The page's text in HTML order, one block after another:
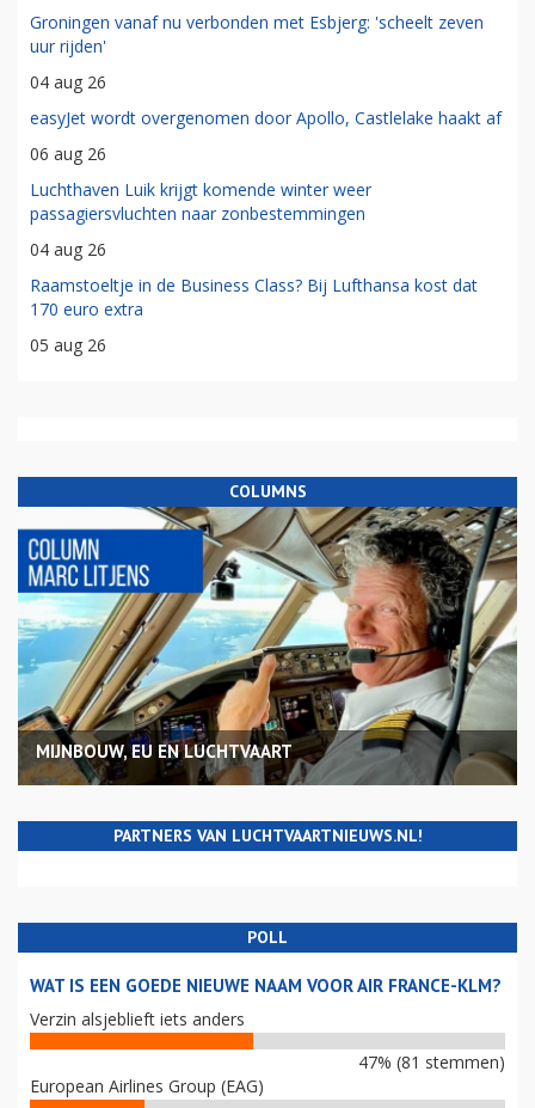
Groningen vanaf nu verbonden met Esbjerg: 'scheelt zeven
uur rijden'
04 aug 26
easyJet wordt overgenomen door Apollo, Castlelake haakt af
06 aug 26
Luchthaven Luik krijgt komende winter weer
passagiersvluchten naar zonbestemmingen
04 aug 26
Raamstoeltje in de Business Class? Bij Lufthansa kost dat
170 euro extra
05 aug 26
COLUMNS
MIJNBOUW, EU EN LUCHTVAART
PARTNERS VAN LUCHTVAARTNIEUWS.NL!
POLL
WAT IS EEN GOEDE NIEUWE NAAM VOOR AIR FRANCE-KLM?
Verzin alsjeblieft iets anders
47% (81 stemmen)
European Airlines Group (EAG)